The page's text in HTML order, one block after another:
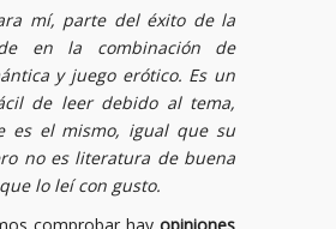
mí, parte del éxito de la
en la combinación de
y juego erótico. Es un
de leer debido al tema,
es el mismo, igual que su
no es literatura de buena
lo leí con gusto.
comprobar hay opiniones